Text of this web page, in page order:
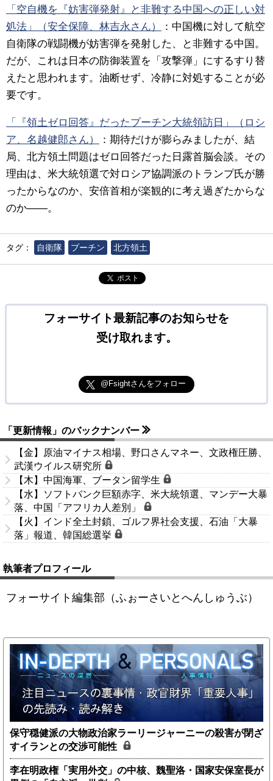
「空自機を『妨害弾発射』と非難する中国への正しい対
処法」（安全保障、林吉永さん）
：中国機に対して航空
自衛隊の戦闘機が妨害弾を発射した、と非難する中国。
だが、これは日本の防御装置を「攻撃弾」にするすり替
えたと思われます。油断せず、冷静に対処することが必
要です。
「『領土ゼロ回答』だったプーチン大統領訪日」（ロシ
ア、名越健郎さん）
：期待だけが膨らみましたが、結
局、北方領土問題はゼロ回答だった日露首脳会談。その
理由は、米大統領選で対ロシア協調派のトランプ氏が勝
ったからなのか、安倍首相が楽観的に考え過ぎたからな
のか――。
タグ： 自衛隊 プーチン 北方領土
ポスト
フォーサイト最新記事のお知らせを
受け取れます。
@Fsightさんをフォロー
「更新情報」のバックナンバー
【金】原油マイナス相場、野口さんマネー、文政権圧勝、
武漢ウイルス研究所
【木】中国海軍、ブータン留学生
【水】ソフトバンク巨額赤字、米大統領選、マンデー大暴
落、中国「アフリカ人差別」
【火】インド全土封鎖、ゴルフ界社会支援、石油「大暴
落」報道、韓国総選挙
執筆者プロフィール
フォーサイト編集部（ふぉーさいとへんしゅうぶ）
保守穏健派の大物政治家ラーリージャーニーの殺害が閉ざ
すイランとの交渉可能性
李在明政権「実用外交」の中核、魏聖洛・国家安保室長が